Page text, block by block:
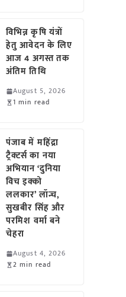
विभिन्न कृषि यंत्रों
हेतु आवेदन के लिए
आज 4 अगस्त तक
अंतिम तिथि
August 5, 2026
1 min read
पंजाब में महिंद्रा
ट्रैक्टर्स का नया
अभियान ‘दुनिया
विच इक्को
ललकार’ लॉन्च,
सुखबीर सिंह और
परमिश वर्मा बने
चेहरा
August 4, 2026
2 min read